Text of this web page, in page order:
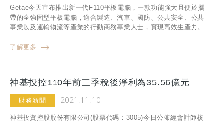
Getac今天宣布推出新一代F110平板電腦，一款功能強大且便於攜
帶的全強固型平板電腦，適合製造、汽車、國防、公共安全、公共
事業以及運輸物流等產業的行動商務專業人士，實現高效生產力。
了解更多
神基投控110年前三季稅後淨利為35.56億元
財務新聞 2021.11.10
神基投資控股股份有限公司(股票代碼：3005)今日公佈經會計師核